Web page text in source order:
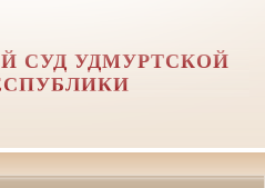
СУД УДМУРТСКОЙ